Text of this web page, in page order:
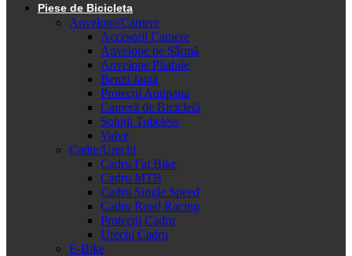
Piese de Bicicleta
Anvelope/Camere
Accesorii Camere
Anvelope pe Sârmă
Anvelope Pliabile
Benzi Jantă
Protecții Antipana
Cameră de Bicicletă
Soluții Tubeless
Valve
Cadre/Urechi
Cadru Fat Bike
Cadru MTB
Cadru Single Speed
Cadru Road Racing
Protecții Cadru
Urechi Cadru
E-Bike